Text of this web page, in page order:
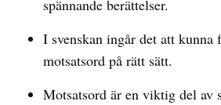
spännande berättelser.
I svenskan ingår det att kunna
motsatsord på rätt sätt.
Motsatsord är en viktig del av